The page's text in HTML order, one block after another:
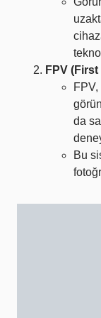
FPV
da
Bu